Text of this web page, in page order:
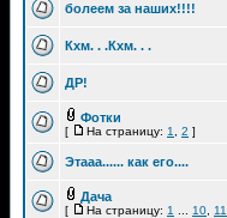
болеем за наших!!!!
Кхм. . .Кхм. . .
ДР!
Фотки
[ На страницу: 1 2 ]
Этааа...... как его....
Дача
[ На страницу: 1 10 11